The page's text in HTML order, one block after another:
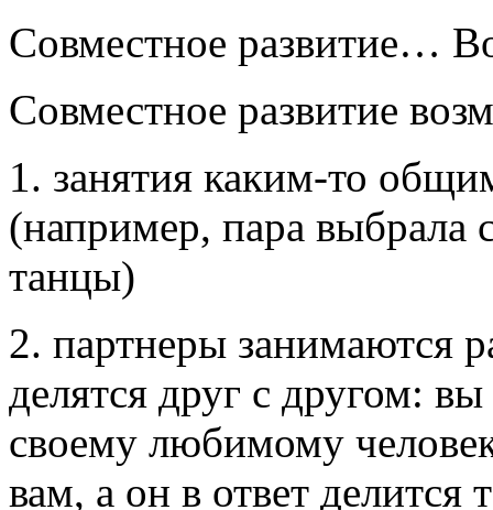
Совместное развитие…
Совместное развитие
1. занятия каким-то
(например, пара выбрала
танцы)
2. партнеры занимаются
делятся друг с другом: вы
своему любимому
вам, а он в ответ делится